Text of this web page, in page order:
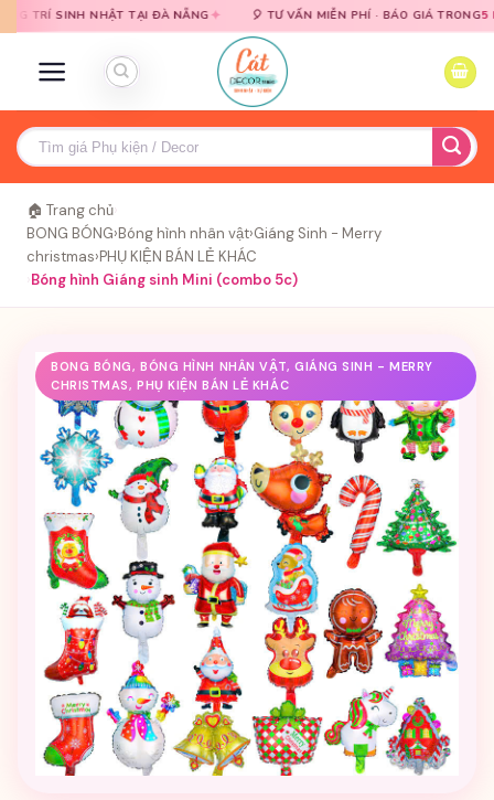
qua
qua
NHẬT TẠI ĐÀ NẴNG ✦ 🎈 TƯ VẤN MIỄN PHÍ · BÁO GIÁ TRONG5 PHÚT✦
Tìm
kiếm:
🏠 Trang chủ
BONG BÓNG›Bóng hình nhân vật›Giáng Sinh - Merry
christmas›PHỤ KIỆN BÁN LẺ KHÁC
Bóng hình Giáng sinh Mini (combo 5c)
BONG BÓNG, BÓNG HÌNH NHÂN VẬT, GIÁNG SINH - MERRY
CHRISTMAS, PHỤ KIỆN BÁN LẺ KHÁC